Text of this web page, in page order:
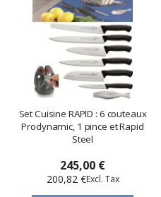
Set Cuisine RAPID : 6 couteaux
Prodynamic, 1 pince et Rapid
Steel
245,00 €
200,82 €